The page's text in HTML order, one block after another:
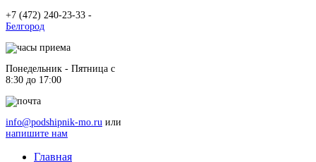
+7 (472) 240-23-33 -
Белгород
Понедельник - Пятница c
8:30 до 17:00
info@podshipnik-mo.ru или
напишите нам
Главная